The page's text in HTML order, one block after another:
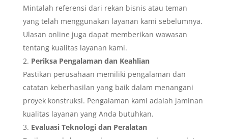
Mintalah referensi dari rekan bisnis atau teman
yang telah menggunakan layanan kami sebelumnya.
Ulasan online juga dapat memberikan wawasan
tentang kualitas layanan kami.
Periksa Pengalaman dan Keahlian
Pastikan perusahaan memiliki pengalaman dan
catatan keberhasilan yang baik dalam menangani
proyek konstruksi. Pengalaman kami adalah jaminan
kualitas layanan yang Anda butuhkan.
Evaluasi Teknologi dan Peralatan